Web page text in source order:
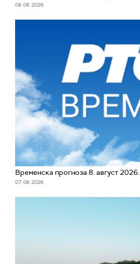
08. 08. 2026.
Временска прогноза 8. август 2026.
07. 08. 2026.